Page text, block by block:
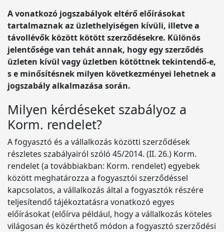
A vonatkozó jogszabályok eltérő előírásokat
tartalmaznak az üzlethelyiségen kívüli, illetve a
távollévők között kötött szerződésekre. Különös
jelentősége van tehát annak, hogy egy szerződés
üzleten kívül vagy üzletben kötöttnek tekintendő-e,
s e minősítésnek milyen következményei lehetnek a
jogszabály alkalmazása során.
Milyen kérdéseket szabályoz a
Korm. rendelet?
A fogyasztó és a vállalkozás közötti szerződések
részletes szabályairól szóló 45/2014. (II. 26.) Korm.
rendelet (a továbbiakban: Korm. rendelet) egyebek
között meghatározza a fogyasztói szerződéssel
kapcsolatos, a vállalkozás által a fogyasztók részére
teljesítendő tájékoztatásra vonatkozó egyes
előírásokat (előírva például, hogy a vállalkozás köteles
világosan és közérthető módon a fogyasztó szerződési